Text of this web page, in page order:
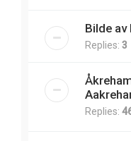
Bilde av
Replies: 3
Replies: